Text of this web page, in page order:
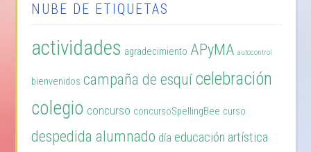
NUBE DE ETIQUETAS
actividades agradecimiento APyMA autocontrol
bienvenidos campaña de esquícelebración
colegio concurso concursoSpellingBee curso
despedida alumnado día educación artística